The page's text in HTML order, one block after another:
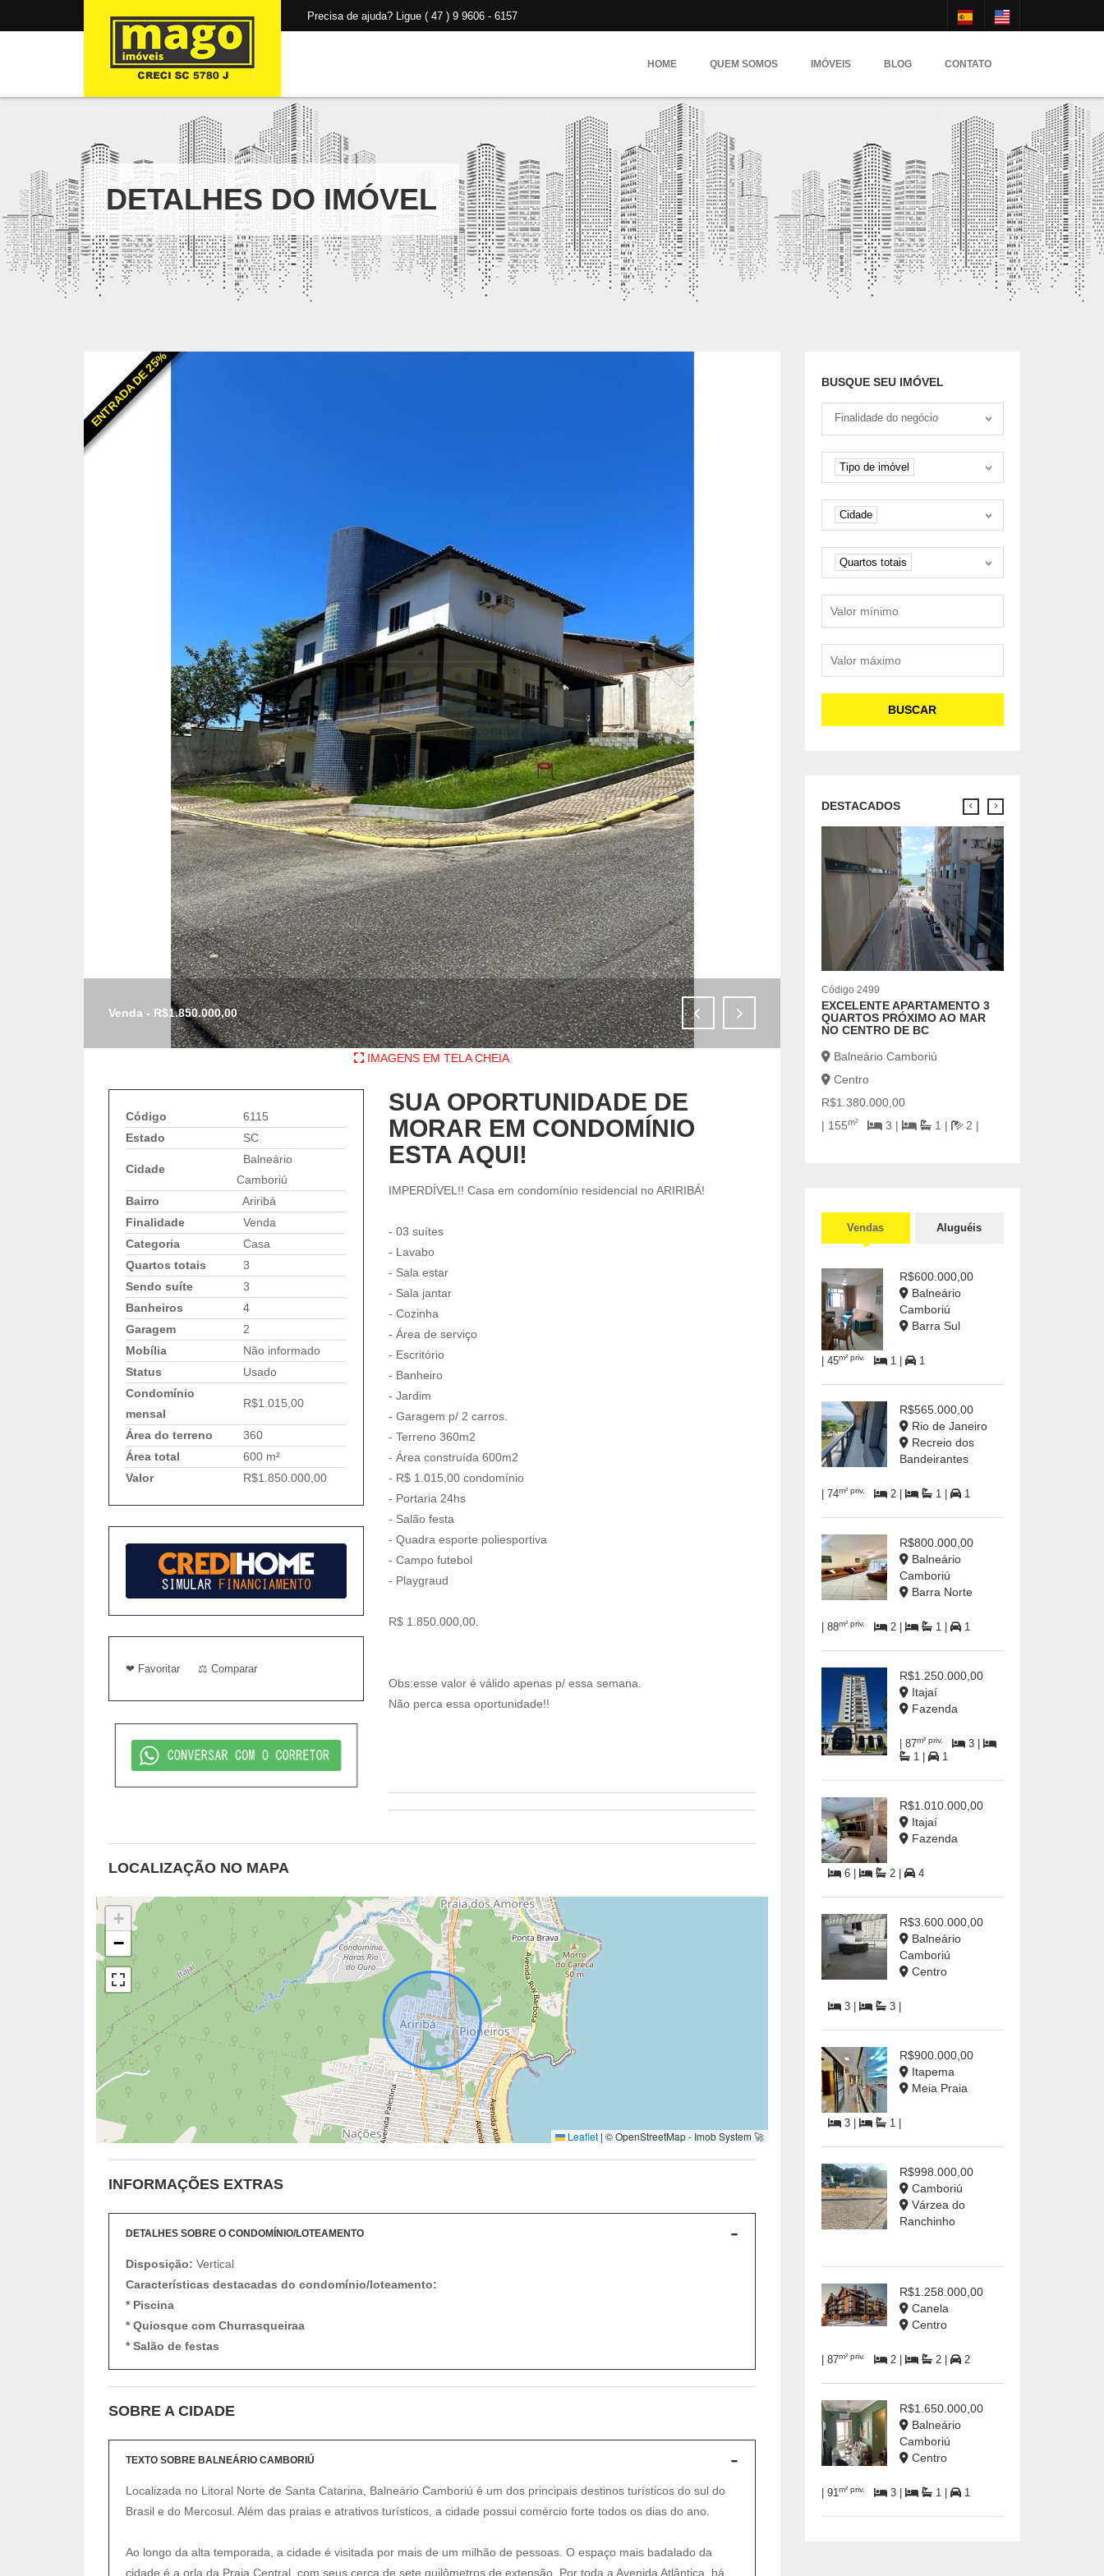
Precisa de ajuda? Ligue ( 47 ) 9 9606 - 6157
HOME QUEM SOMOS IMÓVEIS BLOG CONTATO
DETALHES DO IMÓVEL
ENTRADA DE 25%
Venda - R$1.850.000,00
ENTRADA DE 25%
Venda - R$1.850.000,00
IMAGENS EM TELA CHEIA
Código
6115
Estado
SC
Cidade
Balneário
Camboriú
Bairro
Ariribá
Finalidade
Venda
Categoria
Casa
Quartos totais
3
Sendo suíte
3
Banheiros
4
Garagem
2
Mobília
Não informado
Status
Usado
Condomínio
mensal
R$1.015,00
Área do terreno
360
Área total
600 m²
Valor
R$1.850.000,00
❤ Favoritar ⚖ Comparar
SUA OPORTUNIDADE DE
MORAR EM CONDOMÍNIO
ESTA AQUI!
IMPERDÍVEL!! Casa em condomínio residencial no ARIRIBÁ!
- 03 suítes
- Lavabo
- Sala estar
- Sala jantar
- Cozinha
- Área de serviço
- Escritório
- Banheiro
- Jardim
- Garagem p/ 2 carros.
- Terreno 360m2
- Área construída 600m2
- R$ 1.015,00 condomínio
- Portaria 24hs
- Salão festa
- Quadra esporte poliesportiva
- Campo futebol
- Playgraud
R$ 1.850.000,00.
Obs:esse valor é válido apenas p/ essa semana.
Não perca essa oportunidade!!
LOCALIZAÇÃO NO MAPA
+
−
Leaflet | © OpenStreetMap - Imob System 🚀
INFORMAÇÕES EXTRAS
DETALHES SOBRE O CONDOMÍNIO/LOTEAMENTO
Disposição: Vertical
Características destacadas do condomínio/loteamento:
* Piscina
* Quiosque com Churrasqueiraa
* Salão de festas
SOBRE A CIDADE
TEXTO SOBRE BALNEÁRIO CAMBORIÚ
Localizada no Litoral Norte de Santa Catarina, Balneário Camboriú é um dos principais destinos turísticos do sul do
Brasil e do Mercosul. Além das praias e atrativos turísticos, a cidade possui comércio forte todos os dias do ano.
Ao longo da alta temporada, a cidade é visitada por mais de um milhão de pessoas. O espaço mais badalado da
cidade é a orla da Praia Central, com seus cerca de sete quilômetros de extensão. Por toda a Avenida Atlântica, há
BUSQUE SEU IMÓVEL
Tipo negociação
Finalidade do negócio
Tipo de imóvel
Tipo de imóvel
Cidade
Cidade
Quartos
Quartos totais
BUSCAR
DESTACADOS
Código 2499
EXCELENTE APARTAMENTO 3
QUARTOS PRÓXIMO AO MAR
NO CENTRO DE BC
Balneário Camboriú
Centro
R$1.380.000,00
| 155m² 3 | 1 | 2 |
Vendas Aluguéis
R$600.000,00
Balneário
Camboriú
Barra Sul
| 45m² priv. 1 | 1
R$565.000,00
Rio de Janeiro
Recreio dos
Bandeirantes
| 74m² priv. 2 | 1 | 1
R$800.000,00
Balneário
Camboriú
Barra Norte
| 88m² priv. 2 | 1 | 1
R$1.250.000,00
Itajaí
Fazenda
| 87m² priv.
3 |
1 |
1
R$1.010.000,00
Itajaí
Fazenda
6 | 2 | 4
R$3.600.000,00
Balneário
Camboriú
Centro
3 | 3 |
R$900.000,00
Itapema
Meia Praia
3 | 1 |
R$998.000,00
Camboriú
Várzea do
Ranchinho
R$1.258.000,00
Canela
Centro
| 87m² priv. 2 | 2 | 2
R$1.650.000,00
Balneário
Camboriú
Centro
| 91m² priv. 3 | 1 | 1